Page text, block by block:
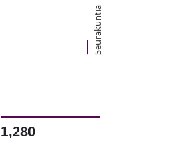
Seurakuntia
1,280